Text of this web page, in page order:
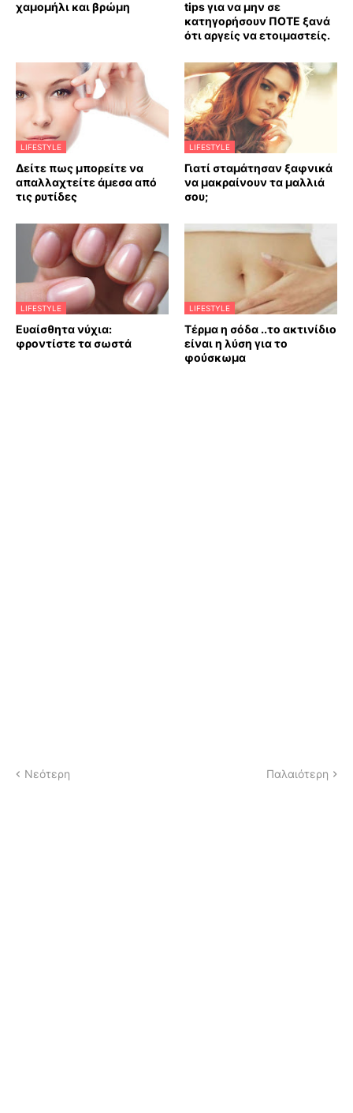
χαμομήλι και βρώμη
tips για να μην σε
κατηγορήσουν ΠΟΤΕ ξανά
ότι αργείς να ετοιμαστείς.
LIFESTYLE
Δείτε πως μπορείτε να
απαλλαχτείτε άμεσα από
τις ρυτίδες
LIFESTYLE
Γιατί σταμάτησαν ξαφνικά
να μακραίνουν τα μαλλιά
σου;
LIFESTYLE
Ευαίσθητα νύχια:
φροντίστε τα σωστά
LIFESTYLE
Τέρμα η σόδα ..το ακτινίδιο
είναι η λύση για το
φούσκωμα
Νεότερη Παλαιότερη